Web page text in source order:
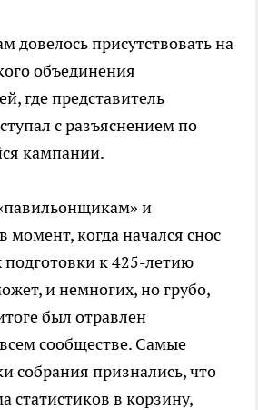
довелось присутствовать на
объединения
где представитель
с разъяснением по
кампании.
и
момент, когда начался снос
подготовки к 425-летию
и немногих, но грубо,
был отравлен
сообществе. Самые
собрания признались, что
статистиков в корзину,